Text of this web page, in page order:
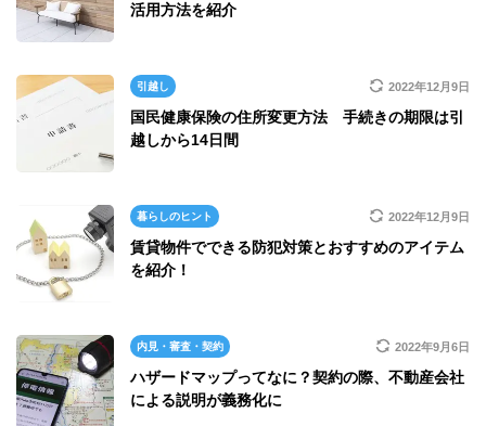
活用方法を紹介
引越し 2022年12月9日
国民健康保険の住所変更方法 手続きの期限は引
越しから14日間
暮らしのヒント 2022年12月9日
賃貸物件でできる防犯対策とおすすめのアイテム
を紹介！
内見・審査・契約 2022年9月6日
ハザードマップってなに？契約の際、不動産会社
による説明が義務化に